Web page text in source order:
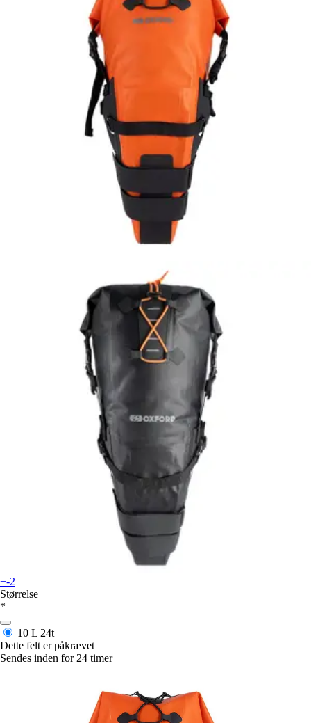
+-2
Størrelse
*
10 L 24t
Dette felt er påkrævet
Sendes inden for 24 timer